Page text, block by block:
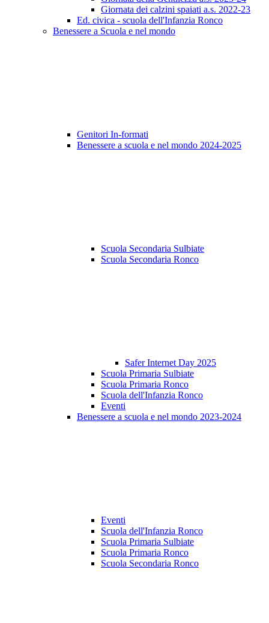
Giornata dei calzini spaiati a.s. 2022-23
Ed. civica - scuola dell'Infanzia Ronco
Benessere a Scuola e nel mondo
Genitori In-formati
Benessere a scuola e nel mondo 2024-2025
Scuola Secondaria Sulbiate
Scuola Secondaria Ronco
Safer Internet Day 2025
Scuola Primaria Sulbiate
Scuola Primaria Ronco
Scuola dell'Infanzia Ronco
Eventi
Benessere a scuola e nel mondo 2023-2024
Eventi
Scuola dell'Infanzia Ronco
Scuola Primaria Sulbiate
Scuola Primaria Ronco
Scuola Secondaria Ronco